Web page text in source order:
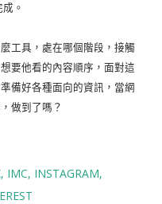
。
工具，處在哪個階段，接觸
要他看的內容順序，面對這
備好各種面向的資訊，當網
做到了嗎？
IMC INSTAGRAM